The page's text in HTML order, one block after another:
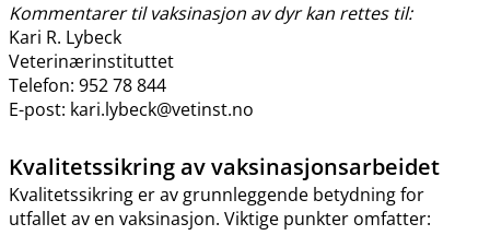
Kommentarer til vaksinasjon av dyr kan rettes til:
Kari R. Lybeck
Veterinærinstituttet
Telefon: 952 78 844
E-post: kari.lybeck@vetinst.no
Kvalitetssikring av vaksinasjonsarbeidet
Kvalitetssikring er av grunnleggende betydning for
utfallet av en vaksinasjon. Viktige punkter omfatter: